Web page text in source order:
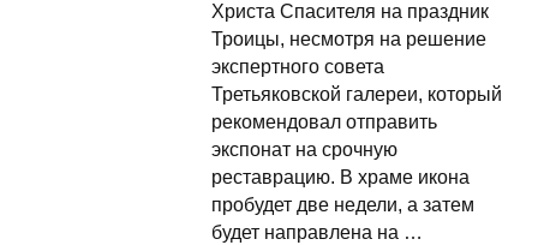
Христа Спасителя на праздник
Троицы, несмотря на решение
экспертного совета
Третьяковской галереи, который
рекомендовал отправить
экспонат на срочную
реставрацию. В храме икона
пробудет две недели, а затем
будет направлена на …